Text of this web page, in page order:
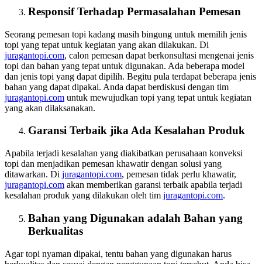
Responsif Terhadap Permasalahan Pemesan
Seorang pemesan topi kadang masih bingung untuk memilih jenis
topi yang tepat untuk kegiatan yang akan dilakukan. Di
juragantopi.com, calon pemesan dapat berkonsultasi mengenai jenis
topi dan bahan yang tepat untuk digunakan. Ada beberapa model
dan jenis topi yang dapat dipilih. Begitu pula terdapat beberapa jenis
bahan yang dapat dipakai. Anda dapat berdiskusi dengan tim
juragantopi.com untuk mewujudkan topi yang tepat untuk kegiatan
yang akan dilaksanakan.
Garansi Terbaik jika Ada Kesalahan Produk
Apabila terjadi kesalahan yang diakibatkan perusahaan konveksi
topi dan menjadikan pemesan khawatir dengan solusi yang
ditawarkan. Di juragantopi.com, pemesan tidak perlu khawatir,
juragantopi.com akan memberikan garansi terbaik apabila terjadi
kesalahan produk yang dilakukan oleh tim juragantopi.com.
Bahan yang Digunakan adalah Bahan yang
Berkualitas
Agar topi nyaman dipakai, tentu bahan yang digunakan harus